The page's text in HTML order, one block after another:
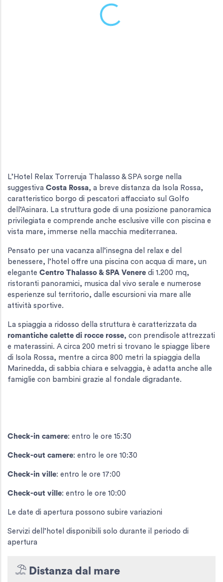
L’Hotel Relax Torreruja Thalasso & SPA sorge nella
suggestiva Costa Rossa, a breve distanza da Isola Rossa,
caratteristico borgo di pescatori affacciato sul Golfo
dell’Asinara. La struttura gode di una posizione panoramica
privilegiata e comprende anche esclusive ville con piscina e
vista mare, immerse nella macchia mediterranea.
Pensato per una vacanza all’insegna del relax e del
benessere, l’hotel offre una piscina con acqua di mare, un
elegante Centro Thalasso & SPA Venere di 1.200 mq,
ristoranti panoramici, musica dal vivo serale e numerose
esperienze sul territorio, dalle escursioni via mare alle
attività sportive.
La spiaggia a ridosso della struttura è caratterizzata da
romantiche calette di rocce rosse, con prendisole attrezzati
e materassini. A circa 200 metri si trovano le spiagge libere
di Isola Rossa, mentre a circa 800 metri la spiaggia della
Marinedda, di sabbia chiara e selvaggia, è adatta anche alle
famiglie con bambini grazie al fondale digradante.
Check-in camere: entro le ore 15:30
Check-out camere: entro le ore 10:30
Check-in ville: entro le ore 17:00
Check-out ville: entro le ore 10:00
Le date di apertura possono subire variazioni
Servizi dell’hotel disponibili solo durante il periodo di
apertura
Distanza dal mare